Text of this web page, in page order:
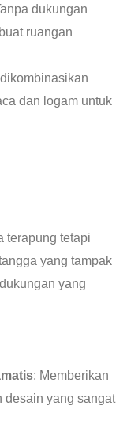
dukungan
ruangan
dan logam untuk
terapung tetapi
yang tampak
yang
: Memberikan
desain yang sangat